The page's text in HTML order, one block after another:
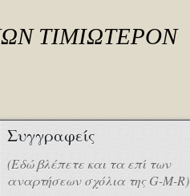
ΤΙΜΙΩΤΕΡΟΝ
Συγγραφείς
(Εδώ βλέπετε και τα επί των
αναρτήσεων σχόλια της G-M-R)